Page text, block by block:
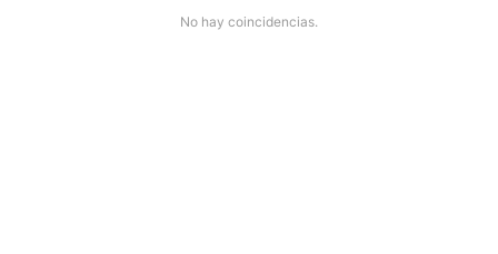
No hay coincidencias.